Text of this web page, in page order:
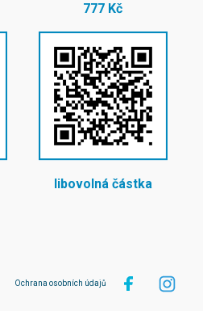
777 Kč
libovolná částka
Ochrana osobních údajů